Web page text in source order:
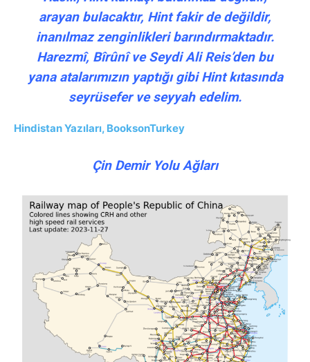
arayan bulacaktır, Hint fakir de değildir,
inanılmaz zenginlikleri barındırmaktadır.
Harezmî, Bîrûnî ve Seydi Ali Reis’den bu
yana atalarımızın yaptığı gibi Hint kıtasında
seyrüsefer ve seyyah edelim.
Hindistan Yazıları, BooksonTurkey
Çin Demir Yolu Ağları